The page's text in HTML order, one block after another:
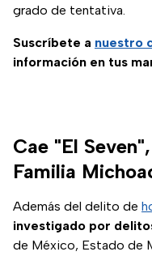
grado de tentativa.
Suscríbete a nuestro
información en tus
Cae "El
Familia
Además del delito de
investigado por
de México, Estado de